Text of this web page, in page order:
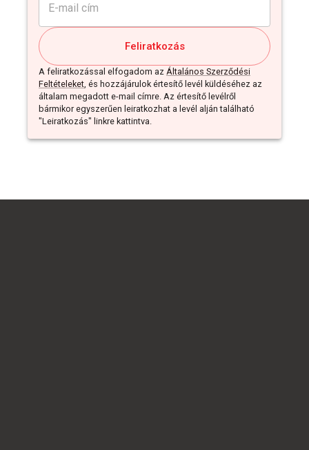
Feliratkozás
A feliratkozással elfogadom az Általános Szerződési
Feltételeket, és hozzájárulok értesítő levél küldéséhez az
általam megadott e-mail címre. Az értesítő levélről
bármikor egyszerűen leiratkozhat a levél alján található
"Leiratkozás" linkre kattintva.